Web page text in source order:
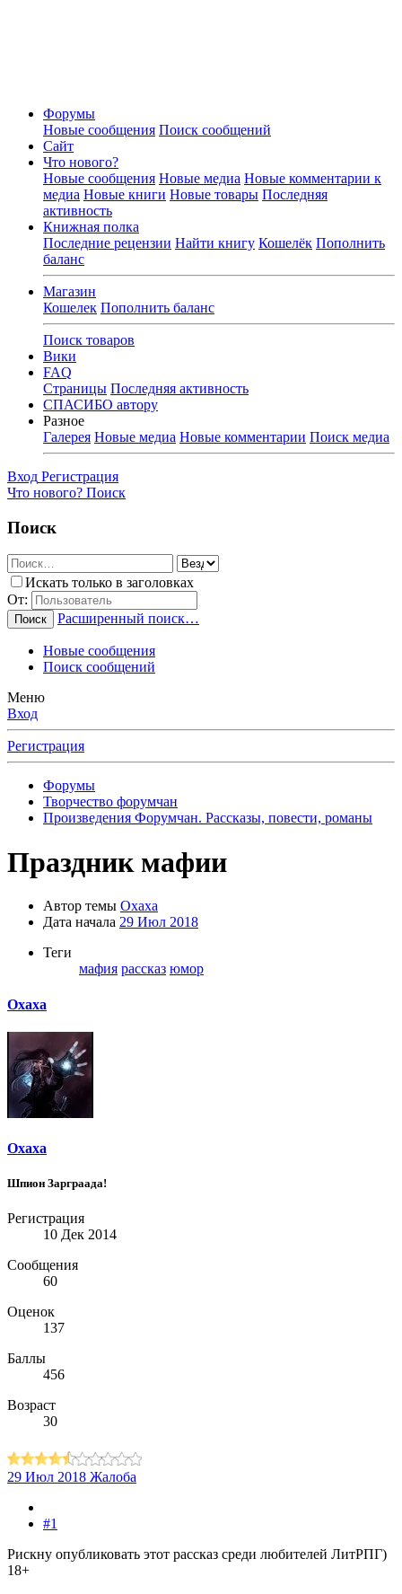
Форумы
Новые сообщения Поиск сообщений
Сайт
Что нового?
Новые сообщения Новые медиа Новые комментарии к
медиа Новые книги Новые товары Последняя
активность
Книжная полка
Последние рецензии Найти книгу Кошелёк Пополнить
баланс
Магазин
Кошелек Пополнить баланс
Поиск товаров
Вики
FAQ
Страницы Последняя активность
СПАСИБО автору
Разное
Галерея Новые медиа Новые комментарии Поиск медиа
Вход Регистрация
Что нового? Поиск
Поиск
Искать только в заголовках
От:
Поиск Расширенный поиск…
Новые сообщения
Поиск сообщений
Меню
Вход
Регистрация
Форумы
Творчество форумчан
Произведения Форумчан. Рассказы, повести, романы
Праздник мафии
Автор темы Oxaxa
Дата начала 29 Июл 2018
Теги
мафия рассказ юмор
Oxaxa
Oxaxa
Шпион Зарграада!
Регистрация
10 Дек 2014
Сообщения
60
Оценок
137
Баллы
456
Возраст
30
29 Июл 2018 Жалоба
#1
Рискну опубликовать этот рассказ среди любителей ЛитРПГ)
18+